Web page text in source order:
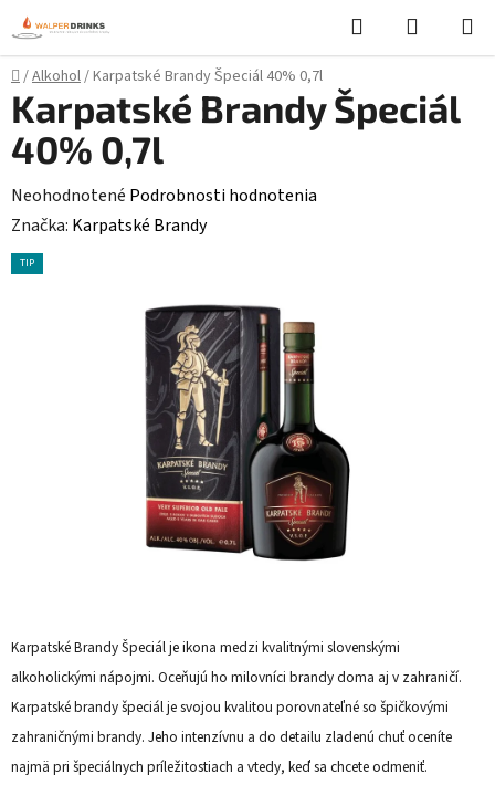
Prejsť
na
obsah
Hľadať
KOŠÍK
Domov
/Alkohol/Karpatské Brandy Špeciál 40% 0,7l
Karpatské Brandy Špeciál je ikona medzi kvalitnými slovenskými
alkoholickými nápojmi. Oceňujú ho milovníci brandy doma aj v zahraničí.
Karpatské brandy špeciál je svojou kvalitou porovnateľné so špičkovými
zahraničnými brandy. Jeho intenzívnu a do detailu zladenú chuť oceníte
najmä pri špeciálnych príležitostiach a vtedy, keď sa chcete odmeniť.
Karpatské Brandy Špeciál
40% 0,7l
Priemerné
hodnotenie
produktu
Neohodnotené Podrobnosti hodnotenia
Značka: Karpatské Brandy
TIP